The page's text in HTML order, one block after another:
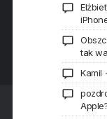
tak
Kamil